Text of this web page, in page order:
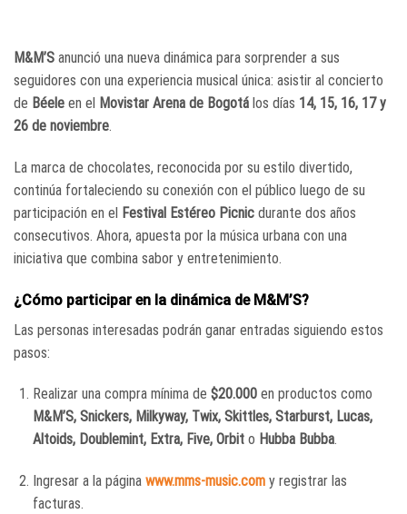
M&M’S anunció una nueva dinámica para sorprender a sus
seguidores con una experiencia musical única: asistir al concierto
de Béele en el Movistar Arena de Bogotá los días 14, 15, 16, 17 y
26 de noviembre.
La marca de chocolates, reconocida por su estilo divertido,
continúa fortaleciendo su conexión con el público luego de su
participación en el Festival Estéreo Picnic durante dos años
consecutivos. Ahora, apuesta por la música urbana con una
iniciativa que combina sabor y entretenimiento.
¿Cómo participar en la dinámica de M&M’S?
Las personas interesadas podrán ganar entradas siguiendo estos
pasos:
Realizar una compra mínima de $20.000en productos como
M&M’S, Snickers, Milkyway, Twix, Skittles, Starburst, Lucas,
Altoids, Doublemint, Extra, Five, Orbito Hubba Bubba.
Ingresar a la página www.mms-music.comy registrar las
facturas.